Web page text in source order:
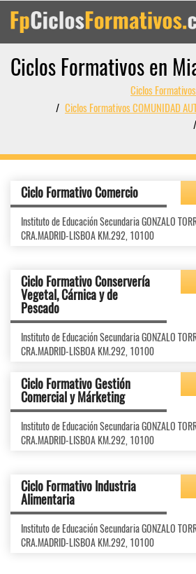
Ciclos Formativos en
Ciclos
Ciclos Formativos COMUNIDAD
Ciclo Formativo Comercio
Instituto de Educación Secundaria GONZALO
CRA.MADRID-LISBOA KM.292, 10100
Ciclo Formativo Conservería
Vegetal, Cárnica y de
Pescado
Instituto de Educación Secundaria GONZALO
CRA.MADRID-LISBOA KM.292, 10100
Ciclo Formativo Gestión
Comercial y Márketing
Instituto de Educación Secundaria GONZALO
CRA.MADRID-LISBOA KM.292, 10100
Ciclo Formativo Industria
Alimentaria
Instituto de Educación Secundaria GONZALO
CRA.MADRID-LISBOA KM.292, 10100